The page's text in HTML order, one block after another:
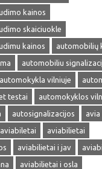
kainos
skaiciuokle
kainos
automobilių
automobiliu
automokykla vilniuje
testai
automokyklos
autosignalizacijos
aviabiletai
aviabilietai
aviabilietai i jav
aviabilietai i osla